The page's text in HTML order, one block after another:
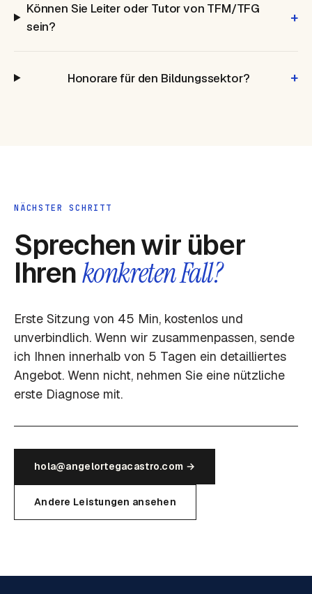
Können Sie Leiter oder Tutor von TFM/TFG
sein?
+
Honorare für den Bildungssektor? +
NÄCHSTER SCHRITT
Sprechen wir über
Ihrenkonkreten Fall?
Erste Sitzung von 45 Min, kostenlos und
unverbindlich. Wenn wir zusammenpassen, sende
ich Ihnen innerhalb von 5 Tagen ein detailliertes
Angebot. Wenn nicht, nehmen Sie eine nützliche
erste Diagnose mit.
hola@angelortegacastro.com →
Andere Leistungen ansehen